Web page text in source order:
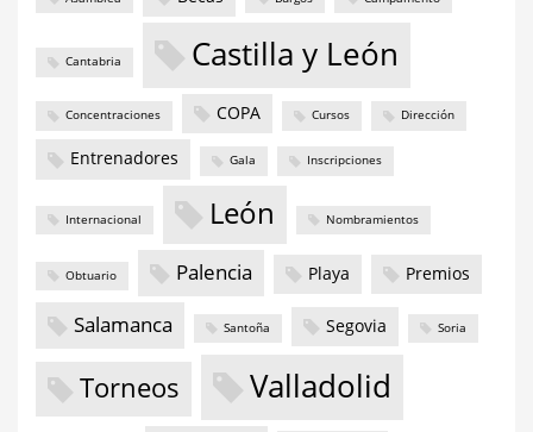
Cantabria Castilla y León
Concentraciones COPA Cursos Dirección
Entrenadores Gala Inscripciones
Internacional León Nombramientos
Obtuario Palencia Playa Premios
Salamanca Santoña Segovia Soria
Torneos Valladolid